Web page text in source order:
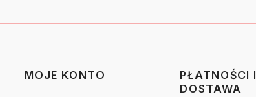
MOJE KONTO
PŁATNOŚCI I
DOSTAWA